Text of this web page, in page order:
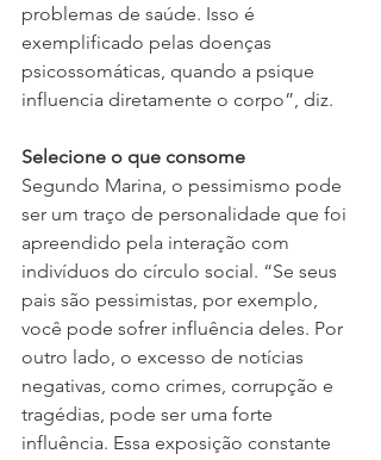
problemas de saúde. Isso é
exemplificado pelas doenças
psicossomáticas, quando a psique
influencia diretamente o corpo”, diz.
Selecione o que consome
Segundo Marina, o pessimismo pode
ser um traço de personalidade que foi
apreendido pela interação com
indivíduos do círculo social. “Se seus
pais são pessimistas, por exemplo,
você pode sofrer influência deles. Por
outro lado, o excesso de notícias
negativas, como crimes, corrupção e
tragédias, pode ser uma forte
influência. Essa exposição constante